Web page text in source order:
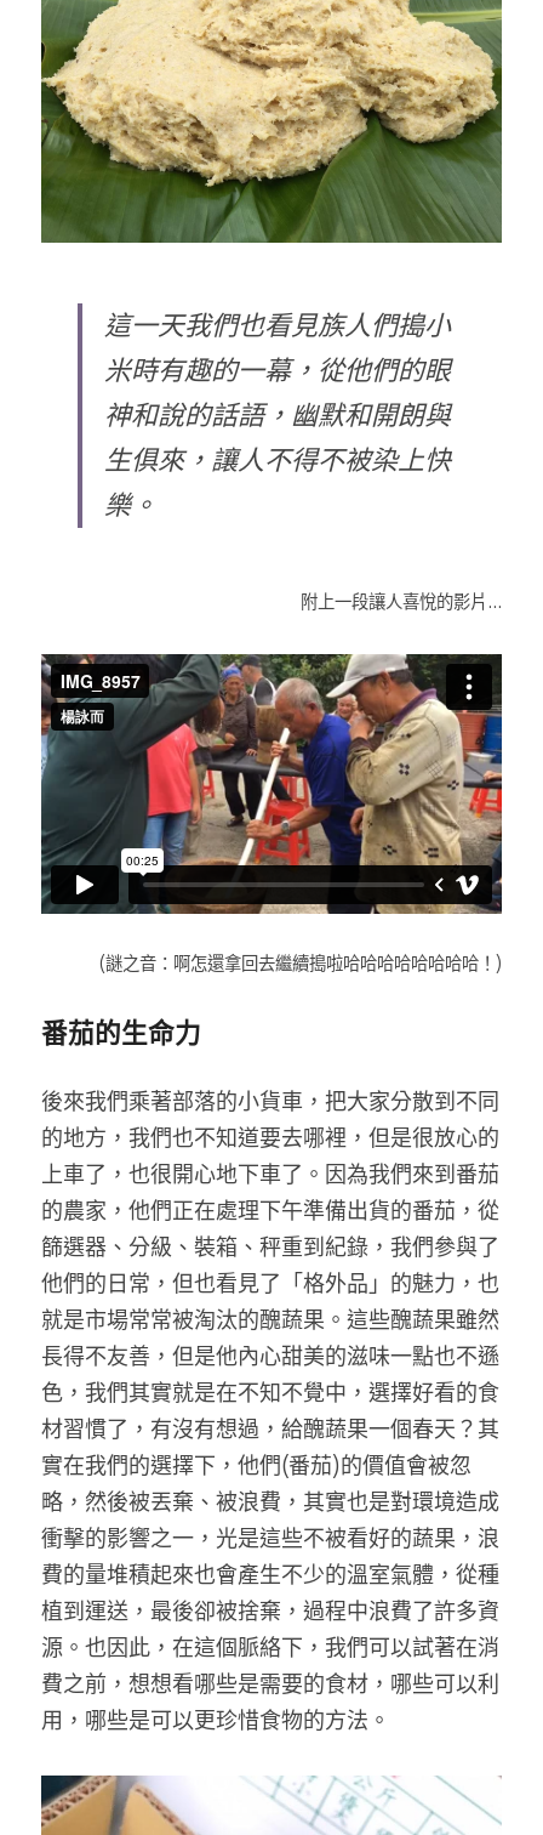
這一天我們也看見族人們搗小
米時有趣的一幕，從他們的眼
神和說的話語，幽默和開朗與
生俱來，讓人不得不被染上快
樂。
附上一段讓人喜悅的影片…
(謎之音：啊怎還拿回去繼續搗啦哈哈哈哈哈哈哈哈！)
番茄的生命力
後來我們乘著部落的小貨車，把大家分散到不同
的地方，我們也不知道要去哪裡，但是很放心的
上車了，也很開心地下車了。因為我們來到番茄
的農家，他們正在處理下午準備出貨的番茄，從
篩選器、分級、裝箱、秤重到紀錄，我們參與了
他們的日常，但也看見了「格外品」的魅力，也
就是市場常常被淘汰的醜蔬果。這些醜蔬果雖然
長得不友善，但是他內心甜美的滋味一點也不遜
色，我們其實就是在不知不覺中，選擇好看的食
材習慣了，有沒有想過，給醜蔬果一個春天？其
實在我們的選擇下，他們(番茄)的價值會被忽
略，然後被丟棄、被浪費，其實也是對環境造成
衝擊的影響之一，光是這些不被看好的蔬果，浪
費的量堆積起來也會產生不少的溫室氣體，從種
植到運送，最後卻被捨棄，過程中浪費了許多資
源。也因此，在這個脈絡下，我們可以試著在消
費之前，想想看哪些是需要的食材，哪些可以利
用，哪些是可以更珍惜食物的方法。